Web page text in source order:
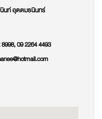
นท์ อุตตมธนินทร์
09 2264 4493